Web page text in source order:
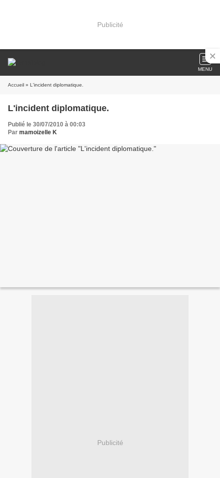
Publicité
MENU
Accueil » L'incident diplomatique.
L'incident diplomatique.
Publié le 30/07/2010 à 00:03
Par mamoizelle K
Publicité